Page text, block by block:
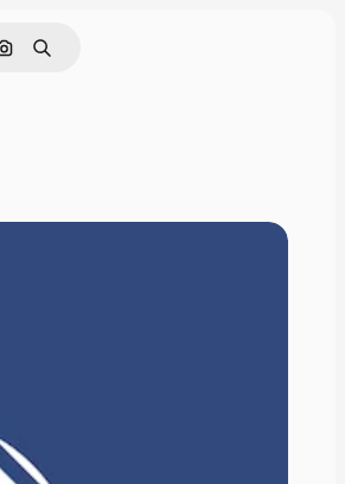
Поиск по изображению
Поиск